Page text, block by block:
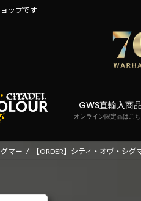
ップです
GWS直輸入商品
オンライン限定品はこ
マー 【ORDER】シティ・オヴ・シグ